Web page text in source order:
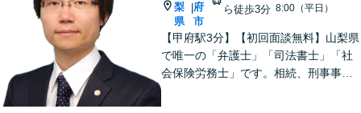
梨
県
|府
市
ら徒歩3分 8:00（平日）
【甲府駅3分】【初回面談無料】山梨県
で唯一の「弁護士」「司法書士」「社
会保険労務士」です。相続、刑事事